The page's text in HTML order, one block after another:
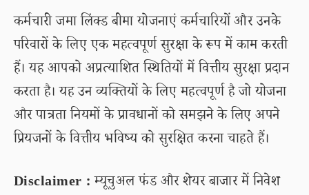
कर्मचारी जमा लिंक्ड बीमा योजनाएं कर्मचारियों और उनके
परिवारों के लिए एक महत्वपूर्ण सुरक्षा के रूप में काम करती
हैं। यह आपको अप्रत्याशित स्थितियों में वित्तीय सुरक्षा प्रदान
करता है। यह उन व्यक्तियों के लिए महत्वपूर्ण है जो योजना
और पात्रता नियमों के प्रावधानों को समझने के लिए अपने
प्रियजनों के वित्तीय भविष्य को सुरक्षित करना चाहते हैं।
Disclaimer :म्यूचुअल फंड और शेयर बाजार में निवेश